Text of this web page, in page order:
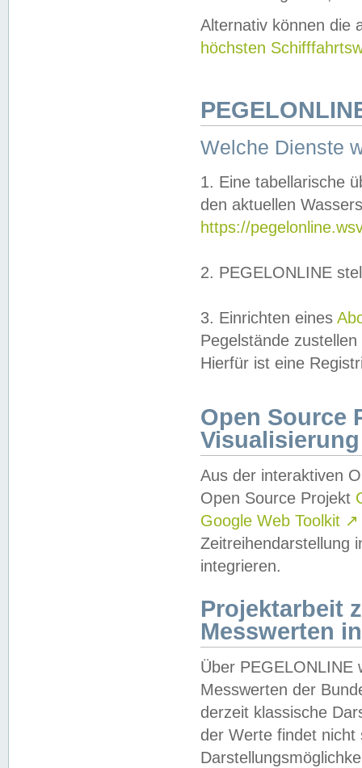
Alternativ können die
höchsten
Welche Dienste
1. Eine tabellarische
den aktuellen
https://
2. PEGELONLINE
3. Einrichten eines
Pegelstände
Hierfür ist eine
Open Source
Visualisierung
Aus der interaktiven
Open Source Projekt
Google Web Toolkit ↗
Zeitreihendarstellung
integrieren.
Projektarbeit
Messwerten
Über PEGELONLINE
Messwerten der
derzeit klassische
der Werte findet